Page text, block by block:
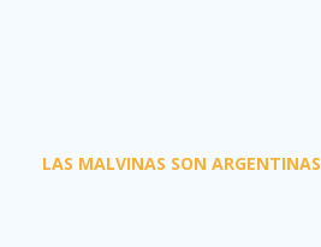
LAS MALVINAS SON ARGENTINAS